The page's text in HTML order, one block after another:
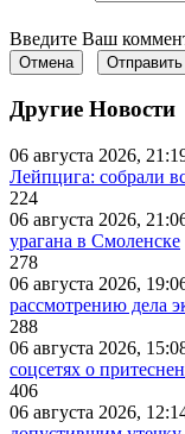
Введите Ваш
Отмена Отправить
Другие Новости
06 августа 2026,
Лейпцига: собрали
224
06 августа 2026,
урагана в Смоленске
278
06 августа 2026,
рассмотрению дела
288
06 августа 2026,
соцсетях о
406
06 августа 2026,